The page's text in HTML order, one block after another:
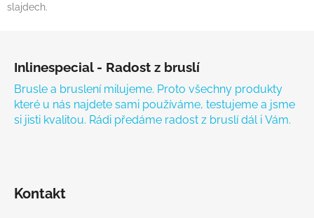
slajdech.
Inlinespecial - Radost z bruslí
Brusle a bruslení milujeme. Proto všechny produkty
které u nás najdete sami používáme, testujeme a jsme
si jisti kvalitou. Rádi předáme radost z bruslí dál i Vám.
Kontakt